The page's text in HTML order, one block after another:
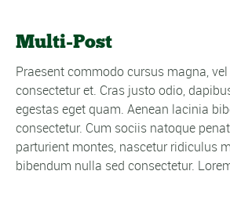
Multi-Post
Praesent commodo cursus magna,
consectetur et. Cras justo odio,
egestas eget quam. Aenean lacinia
consectetur. Cum sociis natoque
parturient montes, nascetur ridiculus
bibendum nulla sed consectetur.